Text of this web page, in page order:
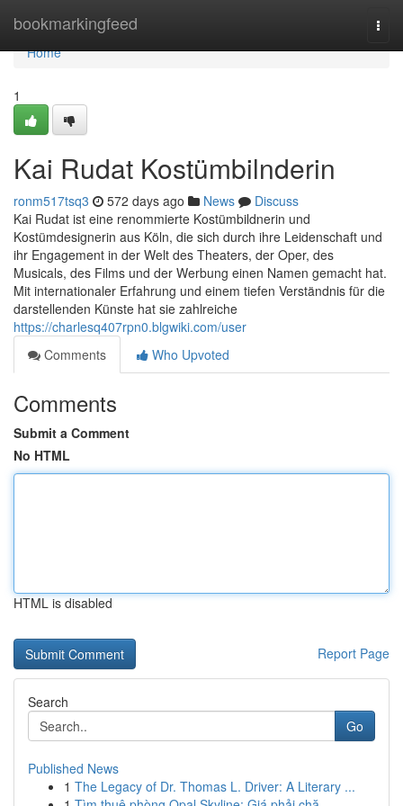
bookmarkingfeed
Home
Home
1
Kai Rudat Kostümbilnderin
ronm517tsq3 572 days ago News
Discuss
Kai Rudat ist eine renommierte Kostümbildnerin und
Kostümdesignerin aus Köln, die sich durch ihre Leidenschaft und
ihr Engagement in der Welt des Theaters, der Oper, des
Musicals, des Films und der Werbung einen Namen gemacht hat.
Mit internationaler Erfahrung und einem tiefen Verständnis für die
darstellenden Künste hat sie zahlreiche
https://charlesq407rpn0.blgwiki.com/user
Comments
Who Upvoted
Comments
Submit a Comment
No HTML
HTML is disabled
Report Page
Search
Go
Published News
1 The Legacy of Dr. Thomas L. Driver: A Literary ...